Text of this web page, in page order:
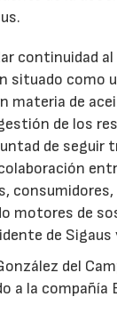
continuidad
situado como
de
de los
de seguir
motores de
de Sigaus
del
a la compañía